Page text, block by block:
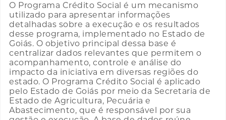
O Programa Crédito Social é um mecanismo
utilizado para apresentar informações
detalhadas sobre a execução e os resultados
desse programa, implementado no Estado de
Goiás. O objetivo principal dessa base é
centralizar dados relevantes que permitem o
acompanhamento, controle e análise do
impacto da iniciativa em diversas regiões do
estado. O Programa Crédito Social é aplicado
pelo Estado de Goiás por meio da Secretaria de
Estado de Agricultura, Pecuária e
Abastecimento, que é responsável por sua